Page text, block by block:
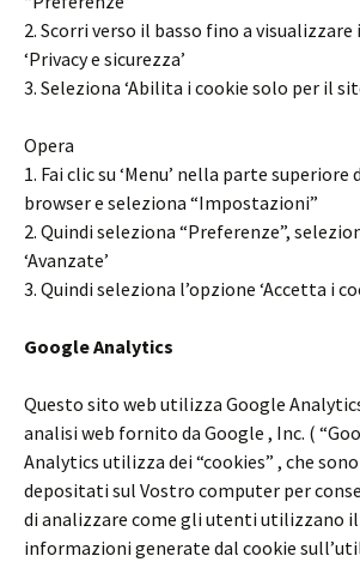
2. Scorri verso il basso fino a
‘Privacy e sicurezza’
3. Seleziona ‘Abilita i cookie solo per il
Opera
1. Fai clic su ‘Menu’ nella parte
browser e seleziona “Impostazioni”
2. Quindi seleziona “Preferenze”,
‘Avanzate’
3. Quindi seleziona l’opzione ‘Accetta i
Google Analytics
Questo sito web utilizza Google
analisi web fornito da Google , Inc. (
Analytics utilizza dei “cookies” , che
depositati sul Vostro computer per
di analizzare come gli utenti utilizzano il
informazioni generate dal cookie